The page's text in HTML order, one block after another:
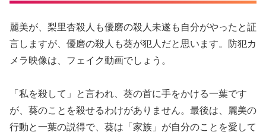
麗美が、梨里杏殺人も優磨の殺人未遂も自分がやったと証
言しますが、優磨の殺人も葵が犯人だと思います。防犯カ
メラ映像は、フェイク動画でしょう。
「私を殺して」と言われ、葵の首に手をかける一葉です
が、葵のことを殺せるわけがありません。最後は、麗美の
行動と一葉の説得で、葵は「家族」が自分のことを愛して